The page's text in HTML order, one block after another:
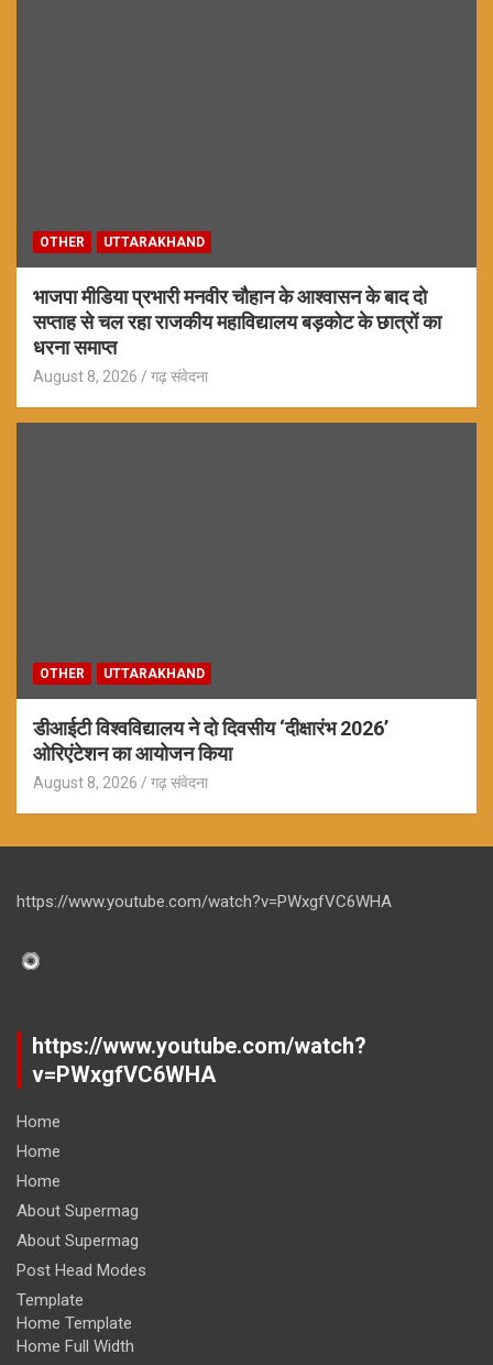
OTHER UTTARAKHAND
भाजपा मीडिया प्रभारी मनवीर चौहान के आश्वासन के बाद दो
सप्ताह से चल रहा राजकीय महाविद्यालय बड़कोट के छात्रों का
धरना समाप्त
August 8, 2026 गढ़ संवेदना
OTHER UTTARAKHAND
डीआईटी विश्वविद्यालय ने दो दिवसीय ‘दीक्षारंभ 2026’
ओरिएंटेशन का आयोजन किया
August 8, 2026 गढ़ संवेदना
https://www.youtube.com/watch?v=PWxgfVC6WHA
https://www.youtube.com/watch?
v=PWxgfVC6WHA
Home
Home
Home
About Supermag
About Supermag
Post Head Modes
Template
Home Template
Home Full Width